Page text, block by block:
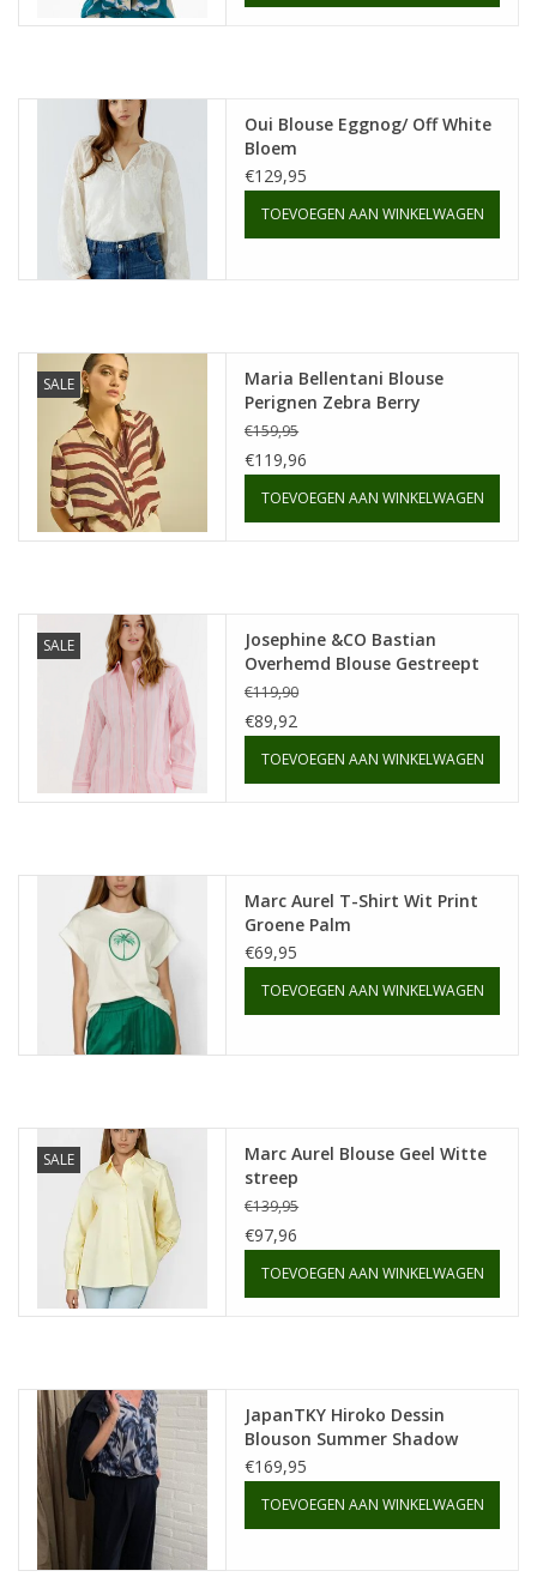
Oui Blouse Eggnog/ Off White
Bloem
€129,95
TOEVOEGEN AAN WINKELWAGEN
SALE
Maria Bellentani Blouse
Perignen Zebra Berry
€159,95
€119,96
TOEVOEGEN AAN WINKELWAGEN
SALE
Josephine &CO Bastian
Overhemd Blouse Gestreept
Roze
€119,90
€89,92
TOEVOEGEN AAN WINKELWAGEN
Marc Aurel T-Shirt Wit Print
Groene Palm
€69,95
TOEVOEGEN AAN WINKELWAGEN
SALE
Marc Aurel Blouse Geel Witte
streep
€139,95
€97,96
TOEVOEGEN AAN WINKELWAGEN
JapanTKY Hiroko Dessin
Blouson Summer Shadow
€169,95
TOEVOEGEN AAN WINKELWAGEN